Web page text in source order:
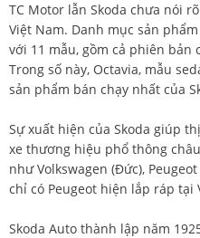
TC Motor lẫn Skoda chưa nói
Việt Nam. Danh mục sản
với 11 mẫu, gồm cả phiên bản
Trong số này, Octavia, mẫu
sản phẩm bán chạy nhất của
Sự xuất hiện của Skoda giúp
xe thương hiệu phổ thông
như Volkswagen (Đức),
chỉ có Peugeot hiện lắp ráp tại
Skoda Auto thành lập năm